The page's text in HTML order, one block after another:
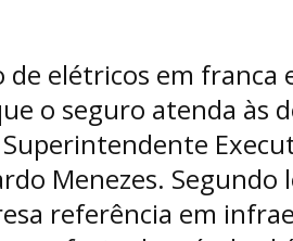
de elétricos em franca
o seguro atenda às
Menezes.
referência em